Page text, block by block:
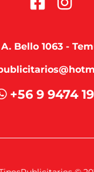
A. Bello 1063 -
+56 9 9474